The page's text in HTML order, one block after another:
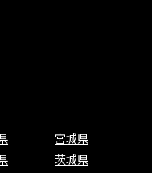
宮城県
茨城県